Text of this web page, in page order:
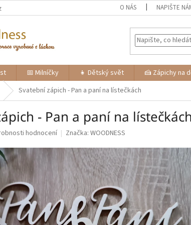
O NÁS NAPIŠTE
📅 Milníčky 👧 Dětský svět 🍰 Zápichy na
Svatební zápich - Pan a paní na lístečkách
- Pan a paní na lístečkách
hodnocení Značka: WOODNESS